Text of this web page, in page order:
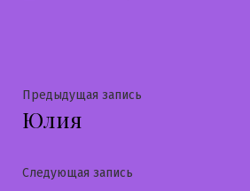
Навигация
по
записям
Предыдущая запись
Юлия
Следующая запись